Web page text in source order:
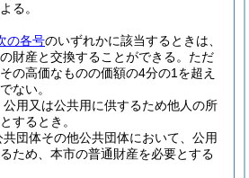
る。
の各号のいずれかに該当するときは、
財産と交換することができる。 ただ
の高価なものの価額の4分の1を超え
ない。
用又は公共用に供するため他人の所
するとき。
団体その他公共団体において、公用
ため、本市の普通財産を必要とする